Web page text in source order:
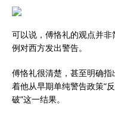
可以说，傅恪礼的观点并
例对西方发出警告。
傅恪礼很清楚，甚至明确指
着他从早期单纯警告政策“
破”这一结果。